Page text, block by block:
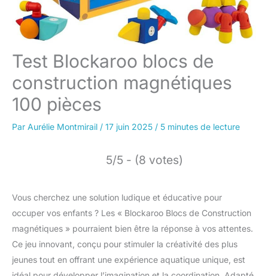
Test Blockaroo blocs de
construction magnétiques
100 pièces
Par Aurélie Montmirail / 17 juin 2025 / 5 minutes de lecture
5/5 - (8 votes)
Vous cherchez une solution ludique et éducative pour
occuper vos enfants ? Les « Blockaroo Blocs de Construction
magnétiques » pourraient bien être la réponse à vos attentes.
Ce jeu innovant, conçu pour stimuler la créativité des plus
jeunes tout en offrant une expérience aquatique unique, est